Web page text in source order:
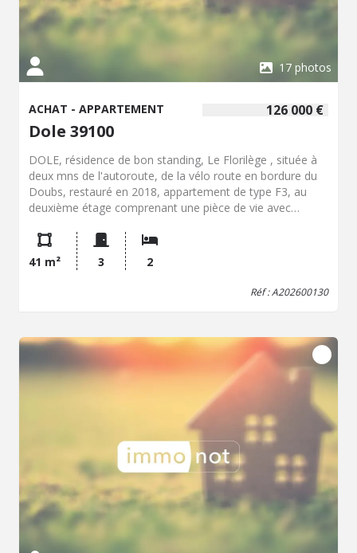
17 photos
126 000 €
ACHAT - APPARTEMENT
Dole 39100
DOLE, résidence de bon standing, Le Florilège , située à
deux mns de l'autoroute, de la vélo route en bordure du
Doubs, restauré en 2018, appartement de type F3, au
deuxième étage comprenant une pièce de vie avec
Cave, stationnement privatif et espace vert . Chauffage
individuel, faibles charges . Informations à l'étude 03 84
79 64 92 Alexandra LAURENT service négociation
41 m² 3 2
Réf : A202600130